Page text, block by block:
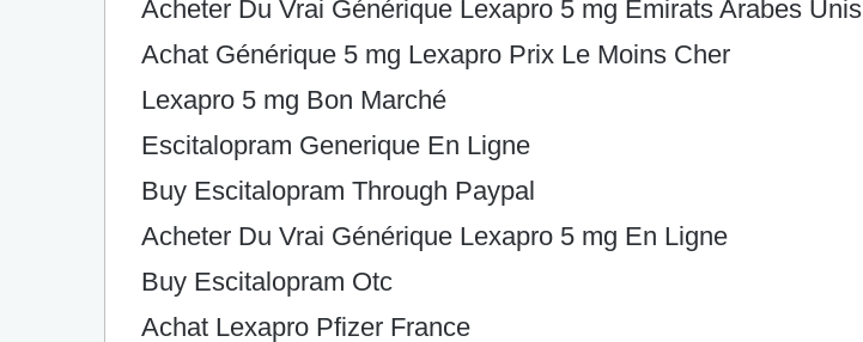
Acheter Du Vrai Générique Lexapro 5 mg Émirats Arabes Unis
Achat Générique 5 mg Lexapro Prix Le Moins Cher
Lexapro 5 mg Bon Marché
Escitalopram Generique En Ligne
Buy Escitalopram Through Paypal
Acheter Du Vrai Générique Lexapro 5 mg En Ligne
Buy Escitalopram Otc
Achat Lexapro Pfizer France